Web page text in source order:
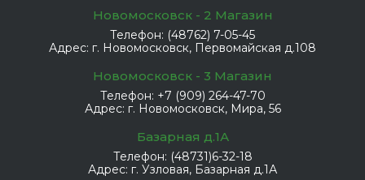
Новомосковск - 2 Магазин
Телефон: (48762) 7-05-45
Адрес: г. Новомосковск, Первомайская д.108
Новомосковск - 3 Магазин
Телефон: +7 (909) 264-47-70
Адрес: г. Новомосковск, Мира, 56
Базарная д.1А
Телефон: (48731)6-32-18
Адрес: г. Узловая, Базарная д.1А